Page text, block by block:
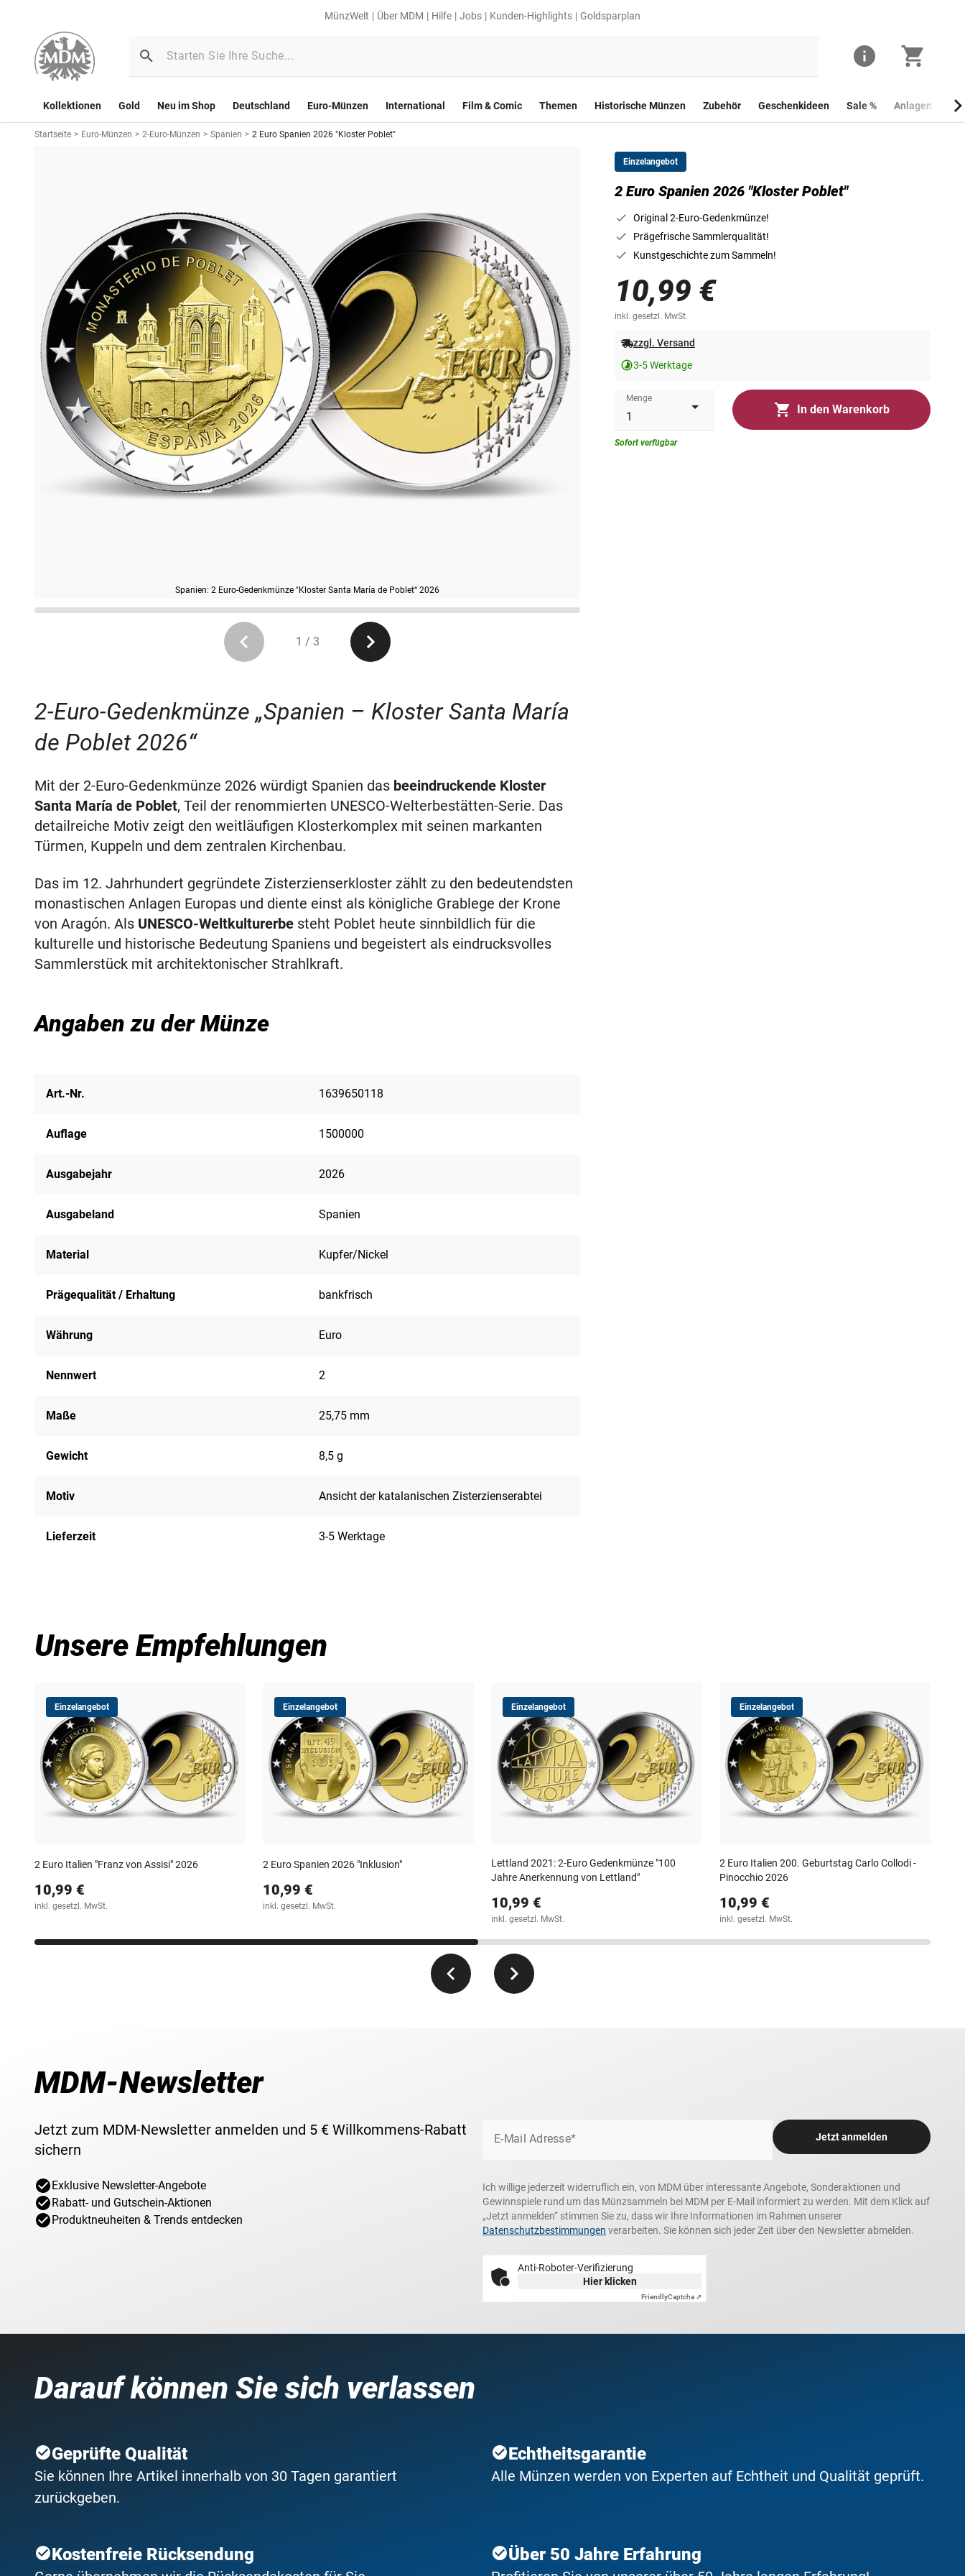
MünzWelt Über MDM Hilfe Jobs Kunden-Highlights Goldsparplan
Kollektionen Gold Neu im Shop Deutschland Euro-Münzen International Film & Comic Themen Historische Münzen Zubehör Geschenkideen Sale % Anlagemünzen
Startseite > Euro-Münzen > 2-Euro-Münzen > Spanien > 2 Euro Spanien 2026 "Kloster Poblet"
Spanien: 2 Euro-Gedenkmünze "Kloster Santa María de Poblet“ 2026
Die Vorderseite der 2-Euro-Münze 2026 „Spanien – Kloster Santa
1 / 3
Einzelangebot
2 Euro Spanien 2026 "Kloster Poblet"
Original 2-Euro-Gedenkmünze!
Prägefrische Sammlerqualität!
Kunstgeschichte zum Sammeln!
10,99 €
inkl. gesetzl. MwSt.
zzgl. Versand
3-5 Werktage
Menge
In den Warenkorb
Sofort verfügbar
2-Euro-Gedenkmünze „Spanien – Kloster Santa María
de Poblet 2026“
Mit der 2-Euro-Gedenkmünze 2026 würdigt Spanien das beeindruckende Kloster
Santa María de Poblet, Teil der renommierten UNESCO-Welterbestätten-Serie. Das
detailreiche Motiv zeigt den weitläufigen Klosterkomplex mit seinen markanten
Türmen, Kuppeln und dem zentralen Kirchenbau.
Das im 12. Jahrhundert gegründete Zisterzienserkloster zählt zu den bedeutendsten
monastischen Anlagen Europas und diente einst als königliche Grablege der Krone
von Aragón. Als UNESCO-Weltkulturerbe steht Poblet heute sinnbildlich für die
kulturelle und historische Bedeutung Spaniens und begeistert als eindrucksvolles
Sammlerstück mit architektonischer Strahlkraft.
Angaben zu der Münze
Art.-Nr. 1639650118
Auflage 1500000
Ausgabejahr 2026
Ausgabeland Spanien
Material Kupfer/Nickel
Prägequalität / Erhaltung bankfrisch
Währung Euro
Nennwert 2
Maße 25,75 mm
Gewicht 8,5 g
Motiv Ansicht der katalanischen Zisterzienserabtei
Lieferzeit 3-5 Werktage
Unsere Empfehlungen
Einzelangebot
2 Euro Italien "Franz von Assisi" 2026
10,99 €
inkl. gesetzl. MwSt.
Einzelangebot
2 Euro Spanien 2026 "Inklusion"
10,99 €
inkl. gesetzl. MwSt.
Einzelangebot
Lettland 2021: 2-Euro Gedenkmünze "100
Jahre Anerkennung von Lettland"
10,99 €
inkl. gesetzl. MwSt.
Einzelangebot
2 Euro Italien 200. Geburtstag Carlo Collodi -
Pinocchio 2026
10,99 €
inkl. gesetzl. MwSt.
MDM-Newsletter
Jetzt zum MDM-Newsletter anmelden und 5 € Willkommens-Rabatt
sichern
Exklusive Newsletter-Angebote
Rabatt- und Gutschein-Aktionen
Produktneuheiten & Trends entdecken
E-Mail Adresse* Jetzt anmelden
Ich willige jederzeit widerruflich ein, von MDM über interessante Angebote, Sonderaktionen und
Gewinnspiele rund um das Münzsammeln bei MDM per E-Mail informiert zu werden. Mit dem Klick auf
„Jetzt anmelden“ stimmen Sie zu, dass wir Ihre Informationen im Rahmen unserer
Datenschutzbestimmungen verarbeiten. Sie können sich jeder Zeit über den Newsletter abmelden.
Anti-Roboter-Verifizierung
Hier klicken
FriendlyCaptcha ⇗
Darauf können Sie sich verlassen
Geprüfte Qualität
Sie können Ihre Artikel innerhalb von 30 Tagen garantiert
zurückgeben.
Echtheitsgarantie
Alle Münzen werden von Experten auf Echtheit und Qualität geprüft.
Kostenfreie Rücksendung Über 50 Jahre Erfahrung